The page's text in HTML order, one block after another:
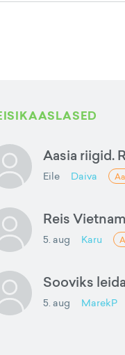
Aasia riigid.
Eile Daiva
Reis
5. aug Karu
Sooviks
5. aug MarekP